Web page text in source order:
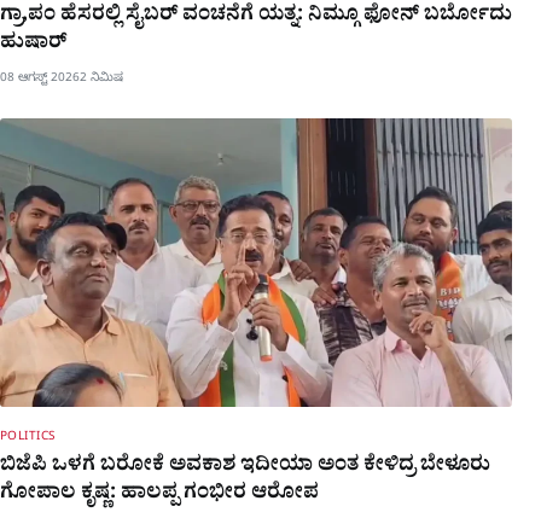
ಗ್ರಾ,ಪಂ ಹೆಸರಲ್ಲಿ ಸೈಬ‌ರ್ ವಂಚನೆಗೆ ಯತ್ನ: ನಿಮ್ಗೂ ಫೋನ್​ ಬರ್ಬೋದು
ಹುಷಾರ್​​
08 ಆಗಸ್ಟ್ 20262 ನಿಮಿಷ
POLITICS
ಬಿಜೆಪಿ ಒಳಗೆ ಬರೋಕೆ ಅವಕಾಶ ಇದೀಯಾ ಅಂತ ಕೇಳಿದ್ರ ಬೇಳೂರು
ಗೋಪಾಲ ಕೃಷ್ಣ: ಹಾಲಪ್ಪ ಗಂಭೀರ ಆರೋಪ